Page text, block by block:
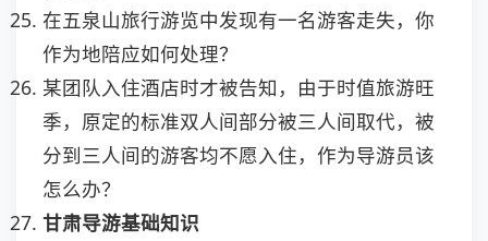
在五泉山旅行游览中发现有一名游客走失，你
作为地陪应如何处理？
某团队入住酒店时才被告知，由于时值旅游旺
季，原定的标准双人间部分被三人间取代，被
分到三人间的游客均不愿入住，作为导游员该
怎么办？
甘肃导游基础知识